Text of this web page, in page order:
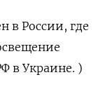
в России, где
в Украине. )